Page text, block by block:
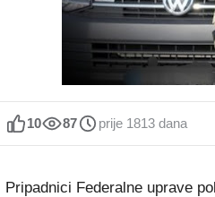
t
10 87 prije 1813 dana
Pripadnici Federalne uprave